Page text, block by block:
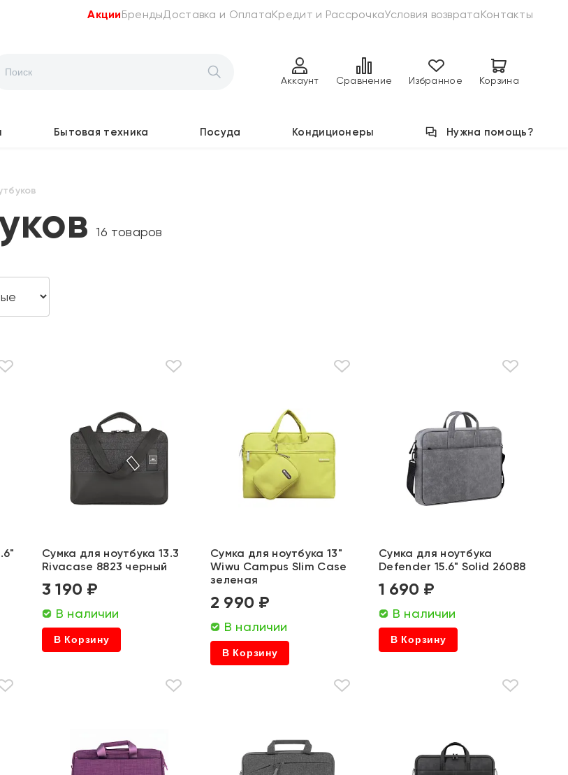
АкцииБрендыДоставка и ОплатаКредит и РассрочкаУсловия возвратаКонтакты
Аккаунт Сравнение Избранное Корзина
Бытовая техника Посуда Кондиционеры Нужна помощь?
16 товаров
Сумка для ноутбука 13.3
Rivacase 8823 черный
3 190 ₽
В наличии
В Корзину
Сумка для ноутбука 13"
Wiwu Campus Slim Case
зеленая
2 990 ₽
В наличии
В Корзину
Сумка для ноутбука
Defender 15.6" Solid 26088
1 690 ₽
В наличии
В Корзину